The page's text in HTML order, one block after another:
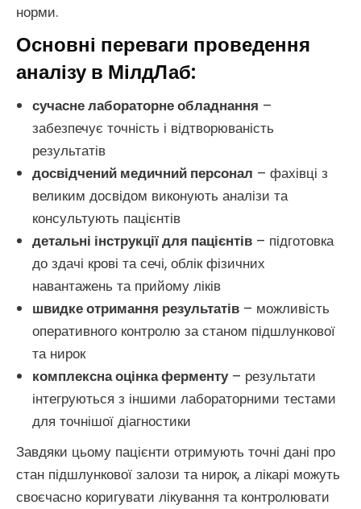
норми.
Основні переваги проведення
аналізу в МілдЛаб:
сучасне лабораторне обладнання –
забезпечує точність і відтворюваність
результатів
досвідчений медичний персонал – фахівці з
великим досвідом виконують аналізи та
консультують пацієнтів
детальні інструкції для пацієнтів – підготовка
до здачі крові та сечі, облік фізичних
навантажень та прийому ліків
швидке отримання результатів – можливість
оперативного контролю за станом підшлункової
та нирок
комплексна оцінка ферменту– результати
інтегруються з іншими лабораторними тестами
для точнішої діагностики
Завдяки цьому пацієнти отримують точні дані про
стан підшлункової залози та нирок, а лікарі можуть
своєчасно коригувати лікування та контролювати